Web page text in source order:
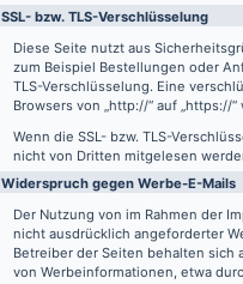
SSL- bzw. TLS-Verschlüsselung
Diese Seite nutzt aus
zum Beispiel Bestellungen oder
TLS-Verschlüsselung. Eine
Browsers von „http://“ auf
Wenn die SSL- bzw. TLS-
nicht von Dritten mitgelesen
Widerspruch gegen Werbe-E-Mails
Der Nutzung von im Rahmen der
nicht ausdrücklich angeforderter
Betreiber der Seiten behalten sich
von Werbeinformationen, etwa